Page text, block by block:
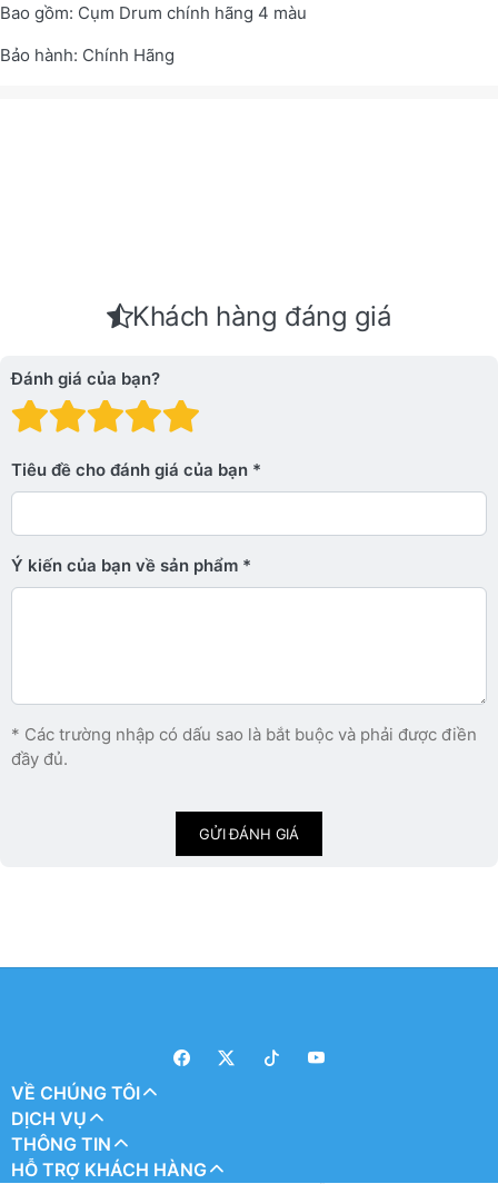
Bao gồm: Cụm Drum chính hãng 4 màu
Bảo hành: Chính Hãng
Khách hàng đáng giá
Đánh giá của bạn?
Đánh giá: 4 trên 5
Đánh giá: 3 trên 5 sao.
Đánh giá: 2 trên 5 sao.
Đánh giá: 1 trên 5 sao. Xấu
Tiêu đề cho đánh giá của bạn
Ý kiến ​​của bạn về sản phẩm
* Các trường nhập có dấu sao là bắt buộc và phải được điền
đầy đủ.
GỬI ĐÁNH GIÁ
VỀ CHÚNG TÔI
DỊCH VỤ
THÔNG TIN
HỖ TRỢ KHÁCH HÀNG